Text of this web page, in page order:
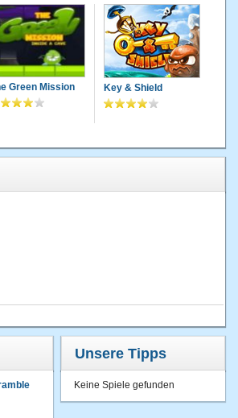
Green Mission Key & Shield
Unsere Tipps
Keine Spiele gefunden